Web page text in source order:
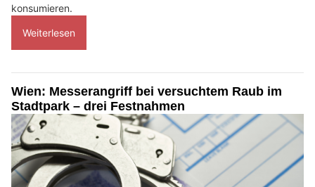
konsumieren.
Weiterlesen
Wien: Messerangriff bei versuchtem Raub im
Stadtpark – drei Festnahmen